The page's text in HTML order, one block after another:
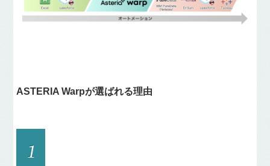
ASTERIA Warpが選ばれる理由